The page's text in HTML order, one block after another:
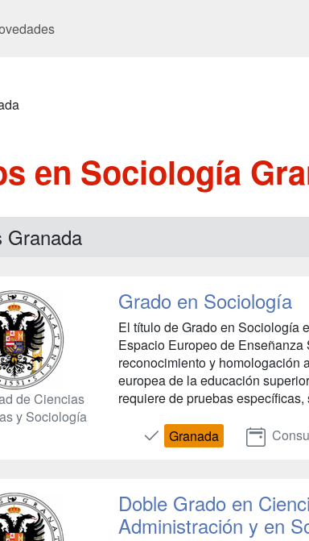
en Sociología
Granada
de Ciencias
y Sociología
Grado en Sociología
El título de Grado en Sociología
Espacio Europeo de
reconocimiento y homologación
europea de la educación
requiere de pruebas
Granada
Doble Grado en
Administración y en